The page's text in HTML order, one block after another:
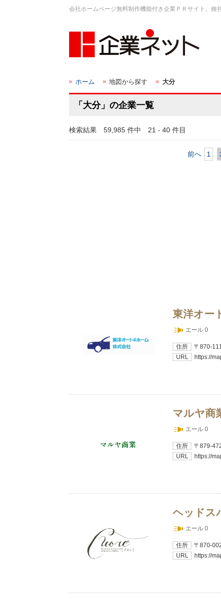
会社ホームページ無料制作機能付き企業ＰＲサイト。
ホーム 地図から探す 大分
「大分」の企業一覧
検索結果 59,985 件中 21 - 40 件目
前へ 1
東洋オー
エール 0
住所
〒870-
URL
https://
マルヤ商
エール 0
住所
〒879-
URL
https://
ヘッドス
エール 0
住所
〒870-
URL
https://